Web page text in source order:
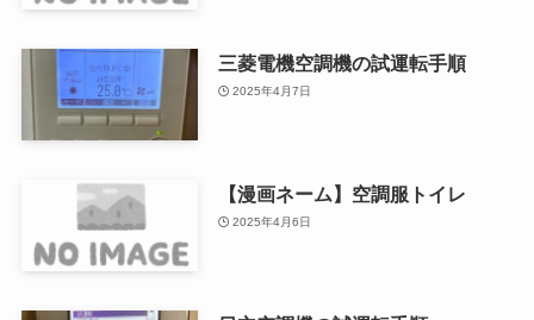
三菱電機空調機の試運転手順
2025年4月7日
【漫画ネーム】空調服トイレ
2025年4月6日